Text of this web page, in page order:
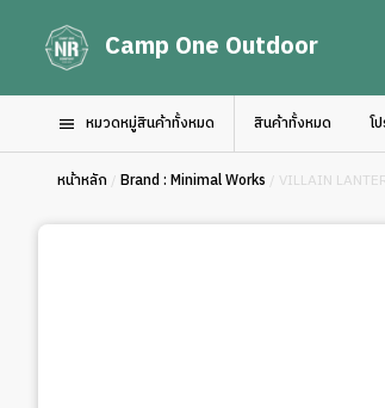
Camp One Outdoor
หมวดหมู่สินค้าทั้งหมด สินค้าทั้งหมด โ
หน้าหลัก / Brand : Minimal Works / VILLAIN